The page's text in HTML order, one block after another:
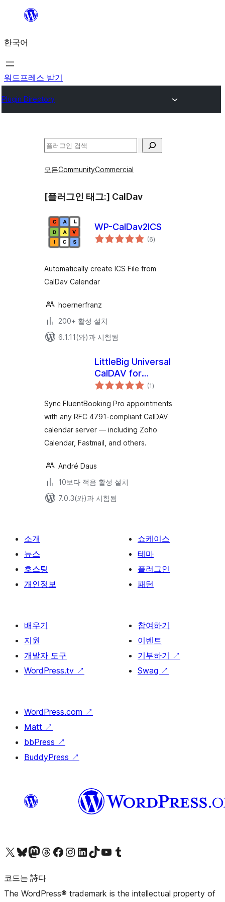
츠
로
바
가
한국어
워드프레스 받기
Plugin Directory
검
모든CommunityCommercial
[플러그인 태그:] CalDav
WP-CalDav2ICS
(6전
체)
Automatically create ICS File from
CalDav Calendar
hoernerfranz
200+ 활성 설치
6.1.11(와)과 시험됨
LittleBig Universal
CalDAV for
FluentBooking
(1전
체
점
)
Sync FluentBooking Pro appointments
with any RFC 4791-compliant CalDAV
calendar server — including Zoho
Calendar, Fastmail, and others.
André Daus
10보다 적음 활성 설치
7.0.3(와)과 시험됨
소개
뉴스
호스팅
개인정보
쇼케이스
테마
플러그인
패턴
배우기
지원
개발자 도구
WordPress.tv ↗
참여하기
이벤트
기부하기 ↗
Swag ↗
WordPress.com ↗
Matt ↗
bbPress ↗
BuddyPress ↗
X(이전 트위터) 계정 방문하기블루스카이 계정 방문하기마스토돈 계정 방문하기스레드 계정 방문하기 페이스북 페이지 방문하기인스타그램 계정 방문하기 LinkedIn 계정 방문하기틱톡 계정 방문하기유튜브 채널 방문하기 텀블러 계정 방문하기
코드는 詩다
The WordPress® trademark is the intellectual property of